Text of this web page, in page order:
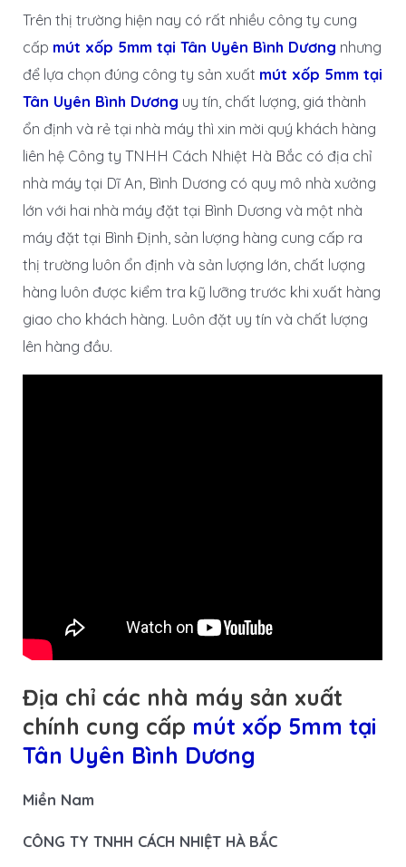
Trên thị trường hiện nay có rất nhiều công ty cung
cấp mút xốp 5mm tại Tân Uyên Bình Dương nhưng
để lựa chọn đúng công ty sản xuất mút xốp 5mm tại
Tân Uyên Bình Dương uy tín, chất lượng, giá thành
ổn định và rẻ tại nhà máy thì xin mời quý khách hàng
liên hệ Công ty TNHH Cách Nhiệt Hà Bắc có địa chỉ
nhà máy tại Dĩ An, Bình Dương có quy mô nhà xưởng
lớn với hai nhà máy đặt tại Bình Dương và một nhà
máy đặt tại Bình Định, sản lượng hàng cung cấp ra
thị trường luôn ổn định và sản lượng lớn, chất lượng
hàng luôn được kiểm tra kỹ lưỡng trước khi xuất hàng
giao cho khách hàng. Luôn đặt uy tín và chất lượng
lên hàng đầu.
Địa chỉ các nhà máy sản xuất
chính cung cấp mút xốp 5mm tại
Tân Uyên Bình Dương
Miền Nam
CÔNG TY TNHH CÁCH NHIỆT HÀ BẮC